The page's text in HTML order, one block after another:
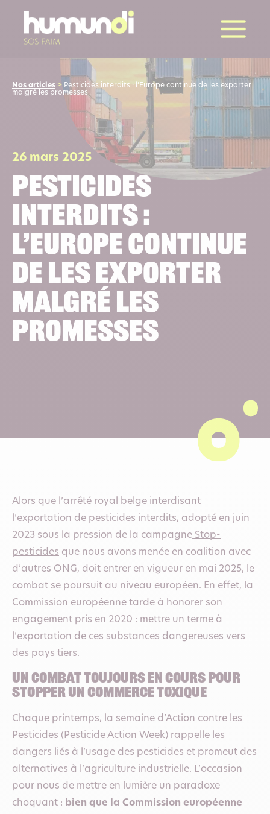
Nos articles > Pesticides interdits : l’Europe continue de les exporter
malgré les promesses
26 mars 2025
Pesticides
interdits :
l’Europe continue
de les exporter
malgré les
promesses
Alors que l’arrêté royal belge interdisant
l’exportation de pesticides interdits, adopté en juin
2023 sous la pression de la campagne Stop-
pesticides que nous avons menée en coalition avec
d’autres ONG, doit entrer en vigueur en mai 2025, le
combat se poursuit au niveau européen. En effet, la
Commission européenne tarde à honorer son
engagement pris en 2020 : mettre un terme à
l’exportation de ces substances dangereuses vers
des pays tiers.
un combat toujours en cours pour
stopper un commerce toxique
Chaque printemps, la semaine d’Action contre les
Pesticides (Pesticide Action Week) rappelle les
dangers liés à l’usage des pesticides et promeut des
alternatives à l’agriculture industrielle. L’occasion
pour nous de mettre en lumière un paradoxe
choquant : bien que la Commission européenne